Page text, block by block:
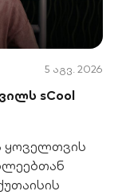
5 აგვ. 2026
sCool
ყოველთვის